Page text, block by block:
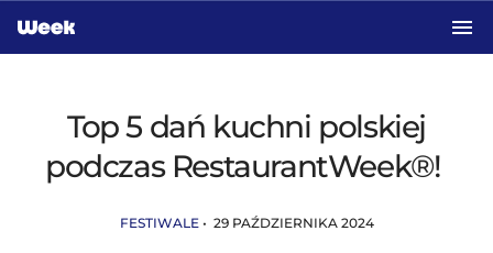
Top 5 dań kuchni polskiej
podczas RestaurantWeek®!
FESTIWALE• 29 PAŹDZIERNIKA 2024